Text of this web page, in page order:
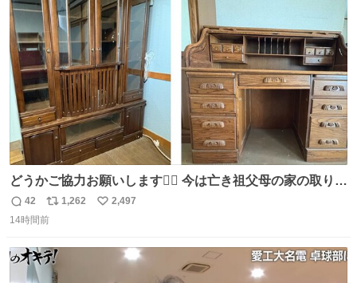
ト
数
数
どうかご協力お願いします🙇‍♂️ 今は亡き祖父母の家の取り壊
しが決まり、どうしても処分して欲しくない食器棚と机の
引き取り手を探しております この2つは私の祖母が当初一
さで亡くなりましたが、この家具達をとても大切にしてお
返
信
42
リ
ポ
ト
数
1,262
い
2,497
14時間前